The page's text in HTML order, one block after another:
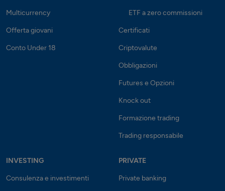
Multicurrency
Offerta giovani
Conto Under 18
ETF a zero commissioni
Certificati
Criptovalute
Obbligazioni
Futures e Opzioni
Knock out
Formazione trading
Trading responsabile
INVESTING
Consulenza e investimenti
PRIVATE
Private banking